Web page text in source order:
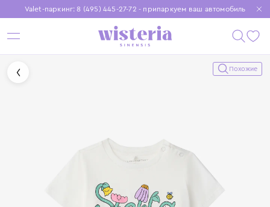
Valet-паркинг: 8 (495) 445-27-72 - припаркуем ваш автомобиль
Бесплатная доставка при заказе от 15 000 ₽
Установите приложение, чтобы покупки были еще удобнее
Похожие